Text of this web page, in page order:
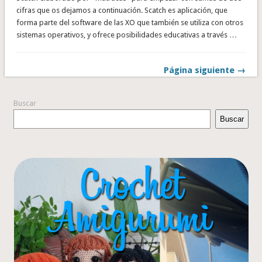
cifras que os dejamos a continuación. Scatch es aplicación, que
forma parte del software de las XO que también se utiliza con otros
sistemas operativos, y ofrece posibilidades educativas a través …
Página siguiente →
Buscar
Buscar